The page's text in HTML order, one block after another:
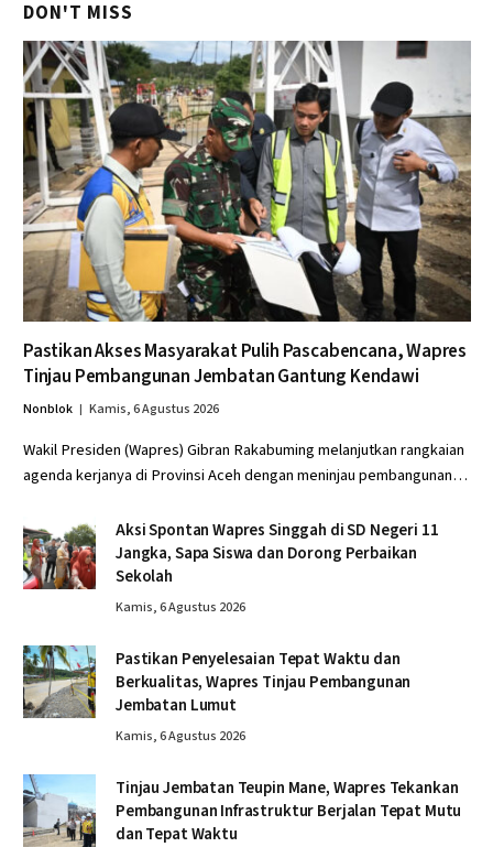
DON'T MISS
Pastikan Akses Masyarakat Pulih Pascabencana, Wapres
Tinjau Pembangunan Jembatan Gantung Kendawi
Nonblok Kamis, 6 Agustus 2026
Wakil Presiden (Wapres) Gibran Rakabuming melanjutkan rangkaian
agenda kerjanya di Provinsi Aceh dengan meninjau pembangunan…
Aksi Spontan Wapres Singgah di SD Negeri 11
Jangka, Sapa Siswa dan Dorong Perbaikan
Sekolah
Kamis, 6 Agustus 2026
Pastikan Penyelesaian Tepat Waktu dan
Berkualitas, Wapres Tinjau Pembangunan
Jembatan Lumut
Kamis, 6 Agustus 2026
Tinjau Jembatan Teupin Mane, Wapres Tekankan
Pembangunan Infrastruktur Berjalan Tepat Mutu
dan Tepat Waktu